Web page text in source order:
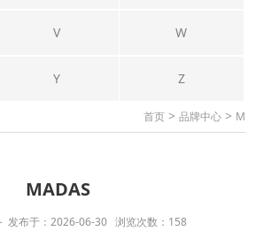
V W
Y Z
首页 > 品牌中心 > M
MADAS
发布于：2026-06-30 浏览次数：158